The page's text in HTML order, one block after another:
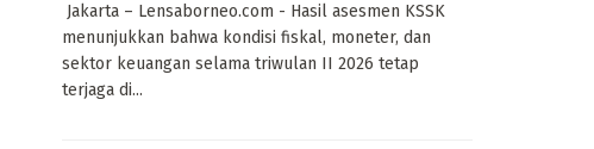
Jakarta – Lensaborneo.com - Hasil asesmen KSSK
menunjukkan bahwa kondisi fiskal, moneter, dan
sektor keuangan selama triwulan II 2026 tetap
terjaga di...